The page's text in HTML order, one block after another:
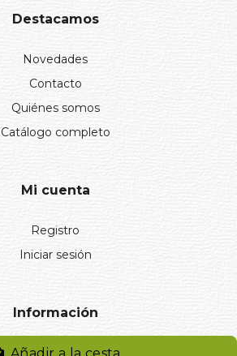
Destacamos
Novedades
Contacto
Quiénes somos
Catálogo completo
Mi cuenta
Registro
Iniciar sesión
Información
Aviso legal